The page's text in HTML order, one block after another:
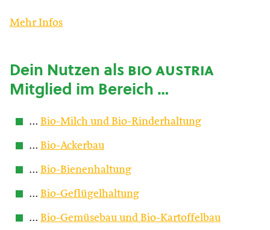
Mehr Infos
Dein Nutzen alsbio austria
Mitglied im Bereich …
… Bio-Milch und Bio-Rinderhaltung
… Bio-Ackerbau
… Bio-Bienenhaltung
… Bio-Geflügelhaltung
… Bio-Gemüsebau und Bio-Kartoffelbau